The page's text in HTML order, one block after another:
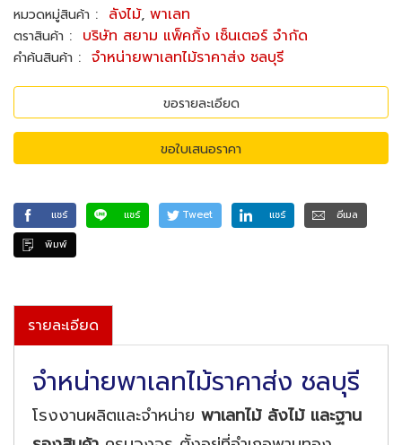
หมวดหมู่สินค้า : ลังไม้, พาเลท
ตราสินค้า : บริษัท สยาม แพ็คกิ้ง เซ็นเตอร์ จำกัด
คำค้นสินค้า : จำหน่ายพาเลทไม้ราคาส่ง ชลบุรี
ขอรายละเอียด
ขอใบเสนอราคา
แชร์ แชร์ Tweet แชร์
อีเมล
พิมพ์
รายละเอียด
จำหน่ายพาเลทไม้ราคาส่ง ชลบุรี
โรงงานผลิตและจำหน่าย พาเลทไม้ ลังไม้ และฐาน